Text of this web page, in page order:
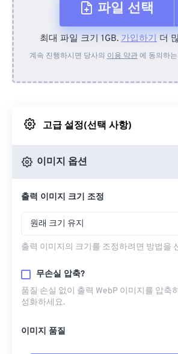
파일 선택
장치에서
Google 드라이브
최대 파일 크기 1GB. 가입하기 더
계속 진행하시면 당사의 이용 약관에 동의하
고급 설정(선택 사항)
이미지 옵션
출력 이미지 크기 조정
원래 크기 유지
출력 이미지의 크기를 조정하려면 방법을
무손실 압축?
품질 손실 없이 출력 WebP 이미지를 압축
성화하세요.
이미지 품질